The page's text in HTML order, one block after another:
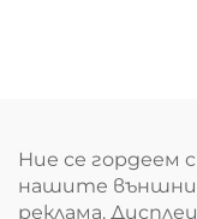
Ние се гордеем
нашите външни
реклама.